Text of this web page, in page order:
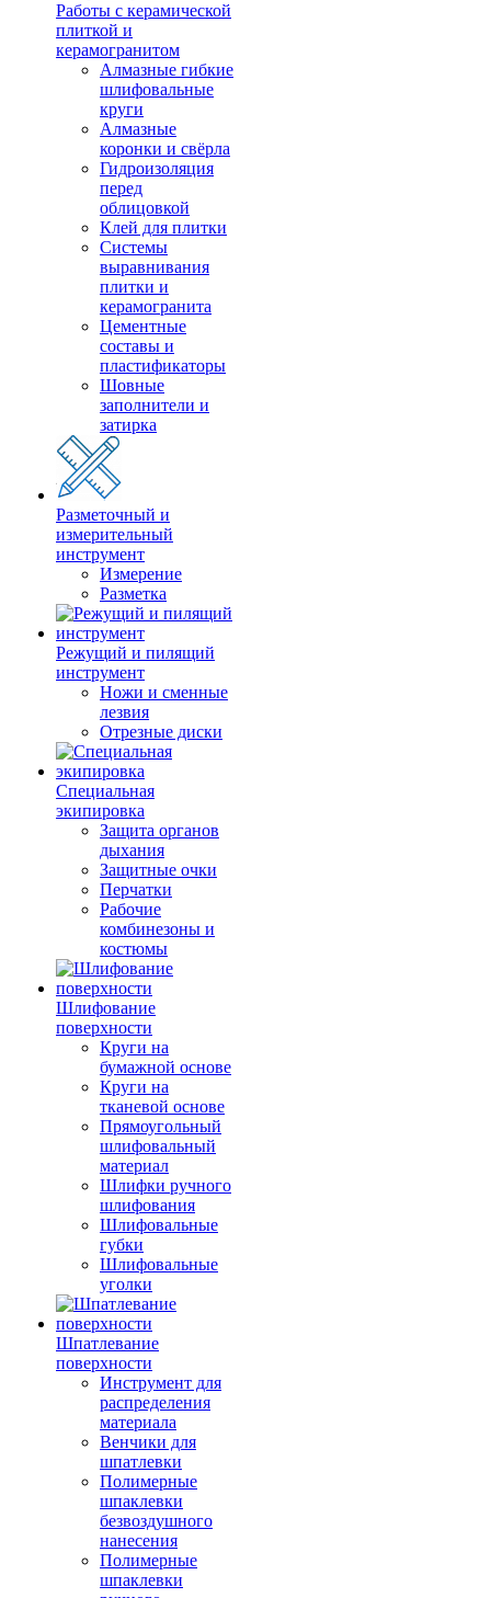
Работы с керамической
плиткой и
керамогранитом
Алмазные гибкие
шлифовальные
круги
Алмазные
коронки и свёрла
Гидроизоляция
перед
облицовкой
Клей для плитки
Системы
выравнивания
плитки и
керамогранита
Цементные
составы и
пластификаторы
Шовные
заполнители и
затирка
Разметочный и
измерительный
инструмент
Измерение
Разметка
Режущий и пилящий
инструмент
Ножи и сменные
лезвия
Отрезные диски
Специальная
экипировка
Защита органов
дыхания
Защитные очки
Перчатки
Рабочие
комбинезоны и
костюмы
Шлифование
поверхности
Круги на
бумажной основе
Круги на
тканевой основе
Прямоугольный
шлифовальный
материал
Шлифки ручного
шлифования
Шлифовальные
губки
Шлифовальные
уголки
Шпатлевание
поверхности
Инструмент для
распределения
материала
Венчики для
шпатлевки
Полимерные
шпаклевки
безвоздушного
нанесения
Полимерные
шпаклевки